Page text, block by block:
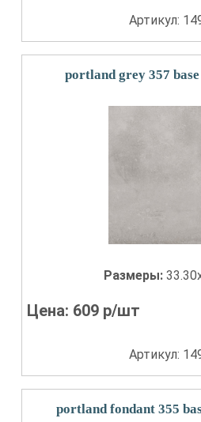
Артикул:
portland grey 357
Размеры:
Цена: 609 р/шт
Артикул:
portland fondant 355